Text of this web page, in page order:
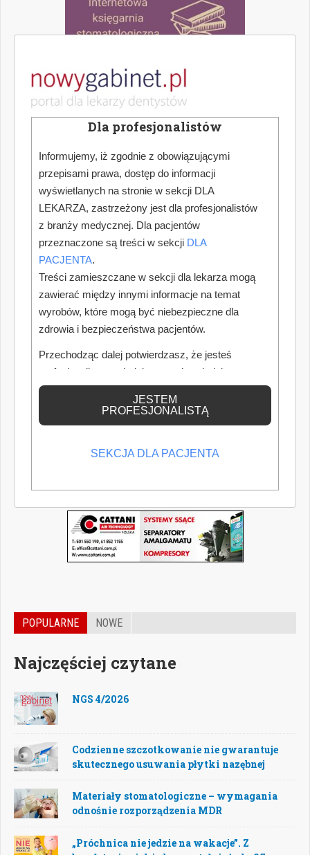
POPULARNE NOWE
Najczęściej czytane
NGS 4/2026
Codzienne szczotkowanie nie gwarantuje
skutecznego usuwania płytki nazębnej
Materiały stomatologiczne – wymagania
odnośnie rozporządzenia MDR
„Próchnica nie jedzie na wakacje”. Z
Dla profesjonalistów
Informujemy, iż zgodnie z obowiązującymi
przepisami prawa, dostęp do informacji
wyświetlanych na stronie w sekcji DLA
LEKARZA, zastrzeżony jest dla profesjonalistów
z branży medycznej. Dla pacjentów
przeznaczone są treści w sekcji DLA
PACJENTA.
Treści zamieszczane w sekcji dla lekarza mogą
zawierać między innymi informacje na temat
wyrobów, które mogą być niebezpieczne dla
zdrowia i bezpieczeństwa pacjentów.
Przechodząc dalej potwierdzasz, że jesteś
profesjonalistą posiadającym odpowiednią
wiedzę medyczną.
JESTEM
PROFESJONALISTĄ
SEKCJA DLA PACJENTA